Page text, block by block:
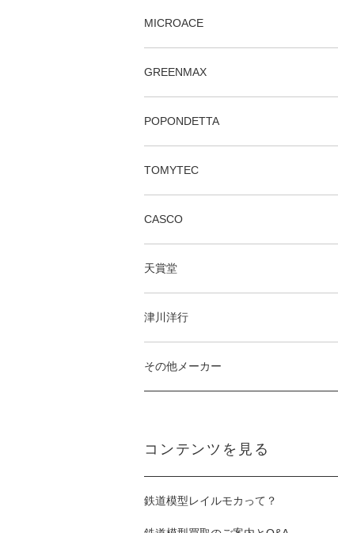
MICROACE
GREENMAX
POPONDETTA
TOMYTEC
CASCO
天賞堂
津川洋行
その他メーカー
コンテンツを見る
鉄道模型レイルモカって？